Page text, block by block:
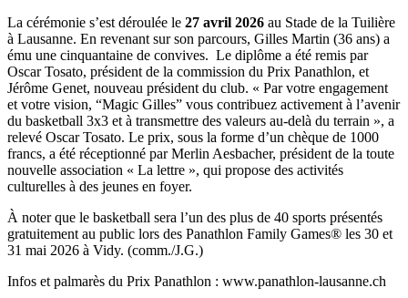
La cérémonie s’est déroulée le 27 avril 2026 au Stade de la Tuilière
à Lausanne. En revenant sur son parcours, Gilles Martin (36 ans) a
ému une cinquantaine de convives. Le diplôme a été remis par
Oscar Tosato, président de la commission du Prix Panathlon, et
Jérôme Genet, nouveau président du club. « Par votre engagement
et votre vision, “Magic Gilles” vous contribuez activement à l’avenir
du basketball 3x3 et à transmettre des valeurs au-delà du terrain », a
relevé Oscar Tosato. Le prix, sous la forme d’un chèque de 1000
francs, a été réceptionné par Merlin Aesbacher, président de la toute
nouvelle association « La lettre », qui propose des activités
culturelles à des jeunes en foyer.
À noter que le basketball sera l’un des plus de 40 sports présentés
gratuitement au public lors des Panathlon Family Games® les 30 et
31 mai 2026 à Vidy. (comm./J.G.)
Infos et palmarès du Prix Panathlon : www.panathlon-lausanne.ch